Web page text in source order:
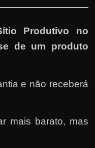
Produtivo no
de um produto
e não receberá
mais barato, mas